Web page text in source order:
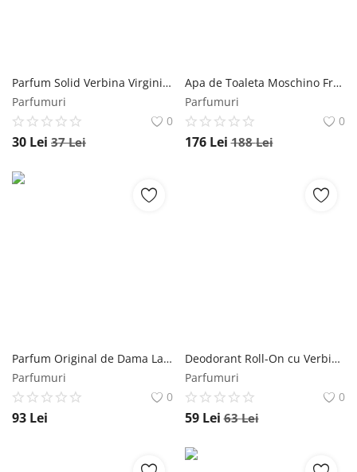
Parfum Solid Verbina Virginia Parfums Favisan, 10ml Favisan
Parfumuri
0
30 Lei 37Lei
Apa de Toaleta Moschino Fresh Couture, Femei, 50 ml Moschino
Parfumuri
0
176 Lei 188Lei
Parfum Original de Dama Lady Gold Touch EDP Florgarden, 50 ml Florgarden
Parfumuri
0
93 Lei
Deodorant Roll-On cu Verbina Favideo Favisan, 50ml Favisan
Parfumuri
0
59 Lei 63Lei